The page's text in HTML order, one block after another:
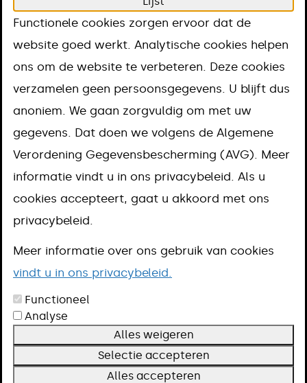
Aanpak
Kosten
Omschrijving
Voorwaarden
Termijn
Meer informatie
U kunt subsidie aanvragen voor
activiteiten die de gemeente
Meerssen leefbaarder maken, mensen
met elkaar verbinden en de gemeente
positief op de kaart zetten.
Aanvraagformulier Evenementensubsidie (pdf)
Aanpak
Functionele cookies zorgen ervoor dat de
website goed werkt. Analytische cookies helpen
ons om de website te verbeteren. Deze cookies
verzamelen geen persoonsgegevens. U blijft dus
anoniem. We gaan zorgvuldig om met uw
gegevens. Dat doen we volgens de Algemene
Verordening Gegevensbescherming (AVG). Meer
informatie vindt u in ons privacybeleid. Als u
cookies accepteert, gaat u akkoord met ons
privacybeleid.
Meer informatie over ons gebruik van cookies
vindt u in ons privacybeleid.
Functioneel
Analyse
Alles weigeren
Selectie accepteren
Alles accepteren